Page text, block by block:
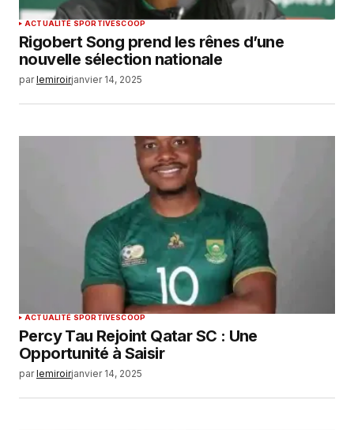
ACTUALITÉ SPORTIVESCOOP
Rigobert Song prend les rênes d’une
nouvelle sélection nationale
par lemiroirjanvier 14, 2025
ACTUALITÉ SPORTIVESCOOP
Percy Tau Rejoint Qatar SC : Une
Opportunité à Saisir
par lemiroirjanvier 14, 2025